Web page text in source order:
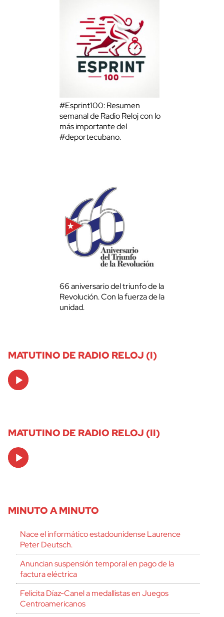
#Esprint100: Resumen
semanal de Radio Reloj con lo
más importante del
#deportecubano.
66 aniversario del triunfo de la
Revolución. Con la fuerza de la
unidad.
MATUTINO DE RADIO RELOJ (I)
Audio
Player
MATUTINO DE RADIO RELOJ (II)
Audio
Player
MINUTO A MINUTO
Nace el informático estadounidense Laurence
Peter Deutsch.
Anuncian suspensión temporal en pago de la
factura eléctrica
Felicita Díaz-Canel a medallistas en Juegos
Centroamericanos